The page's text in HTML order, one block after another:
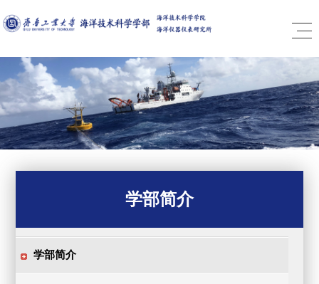
学部简介
学部简介